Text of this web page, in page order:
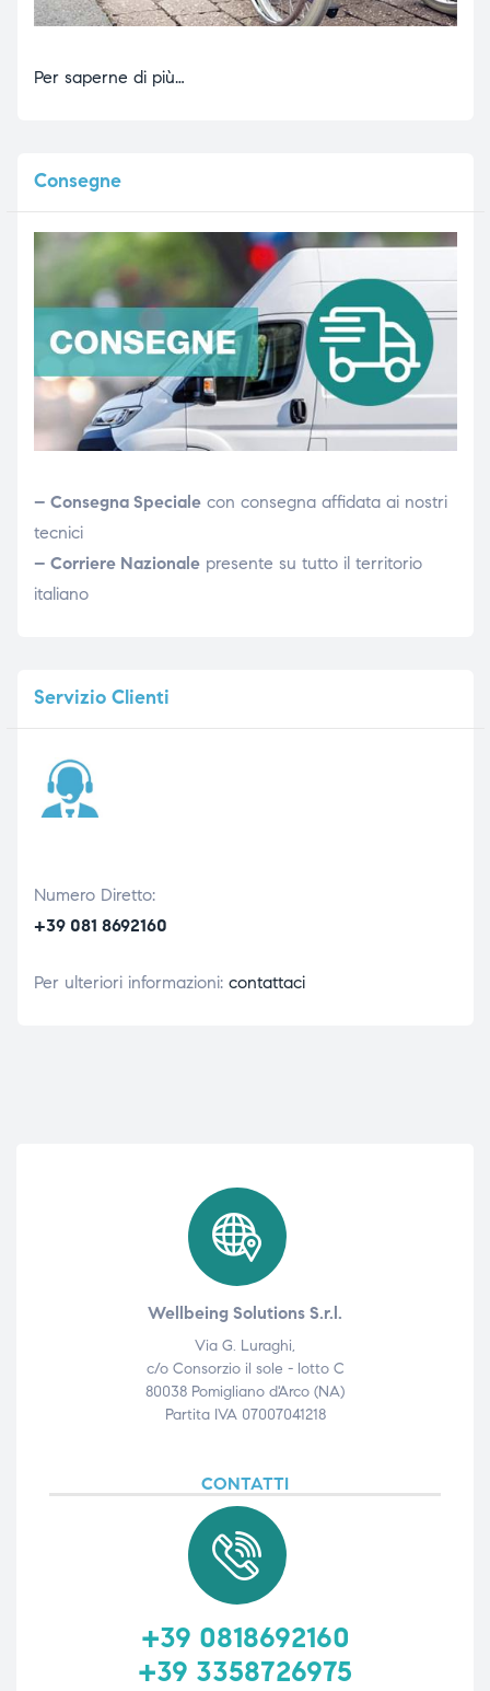
Per saperne di più…
Consegne
– Consegna Specialecon consegna affidata ai nostri
tecnici
– Corriere Nazionalepresente su tutto il territorio
italiano
ServizioClienti
Numero Diretto:
+39 081 8692160
Per ulteriori informazioni: contattaci
Wellbeing Solutions S.r.l.
Via G. Luraghi,
c/o Consorzio il sole - lotto C
80038 Pomigliano d'Arco (NA)
Partita IVA 07007041218
CONTATTI
+39 0818692160
+39 3358726975